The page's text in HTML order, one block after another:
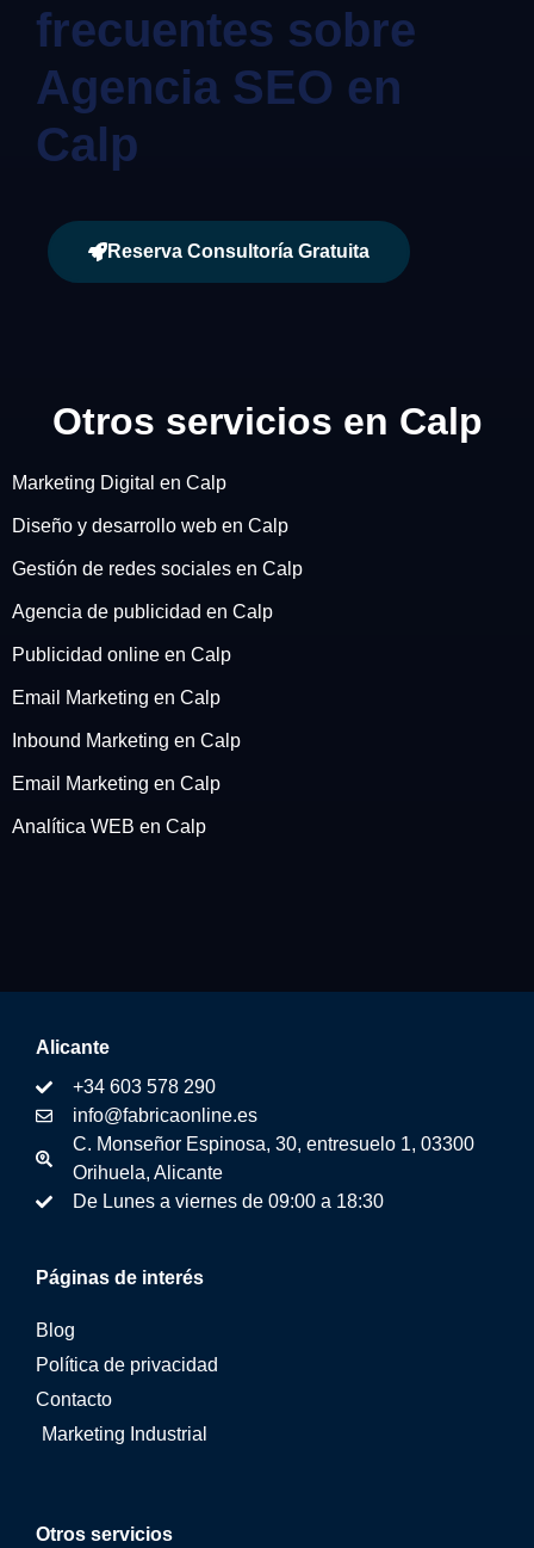
frecuentes sobre
Agencia SEO en
Calp
Reserva Consultoría Gratuita
Otros servicios en Calp
Marketing Digital en Calp
Diseño y desarrollo web en Calp
Gestión de redes sociales en Calp
Agencia de publicidad en Calp
Publicidad online en Calp
Email Marketing en Calp
Inbound Marketing en Calp
Email Marketing en Calp
Analítica WEB en Calp
Otros servicios
Páginas de interés
Blog
Política de privacidad
Contacto
Marketing Industrial
Alicante
+34 603 578 290
info@fabricaonline.es
C. Monseñor Espinosa, 30, entresuelo 1, 03300
Orihuela, Alicante
De Lunes a viernes de 09:00 a 18:30